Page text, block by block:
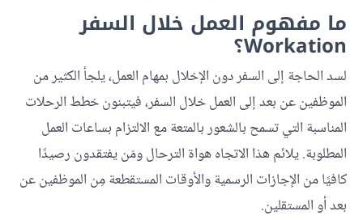
ما مفهوم العمل خلال السفر
Workation؟
لسد الحاجة إلى السفر دون الإخلال بمهام العمل، يلجأ الكثير من
الموظفين عن بعد إلى العمل خلال السفر، فيتبنون خطط الرحلات
المناسبة التي تسمح بالشعور بالمتعة مع الالتزام بساعات العمل
المطلوبة. يلائم هذا الاتجاه هواة الترحال ومَن يفتقدون رصيدًا
كافيًا من الإجازات الرسمية والأوقات المستقطعة مِن الموظفين عن
بعد أو المستقلين.